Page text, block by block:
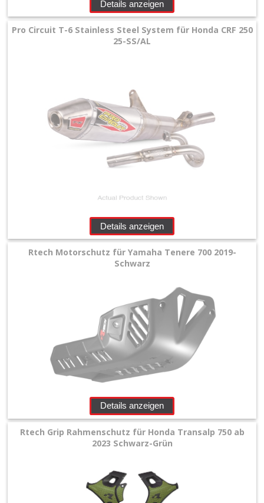
Details anzeigen
Pro Circuit T-6 Stainless Steel System für Honda CRF 250
25-SS/AL
Details anzeigen
Rtech Motorschutz für Yamaha Tenere 700 2019-
Schwarz
Details anzeigen
Rtech Grip Rahmenschutz für Honda Transalp 750 ab
2023 Schwarz-Grün